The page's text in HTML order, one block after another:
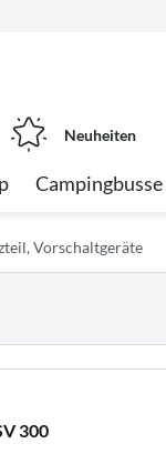
Neuheiten
Campingbusse
Vorschaltgeräte
300